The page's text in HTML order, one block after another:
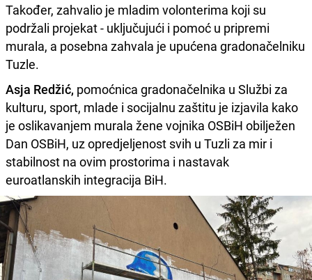
Također, zahvalio je mladim volonterima koji su
podržali projekat - uključujući i pomoć u pripremi
murala, a posebna zahvala je upućena gradonačelniku
Tuzle.
Asja Redžić, pomoćnica gradonačelnika u Službi za
kulturu, sport, mlade i socijalnu zaštitu je izjavila kako
je oslikavanjem murala žene vojnika OSBiH obilježen
Dan OSBiH, uz opredjeljenost svih u Tuzli za mir i
stabilnost na ovim prostorima i nastavak
euroatlanskih integracija BiH.